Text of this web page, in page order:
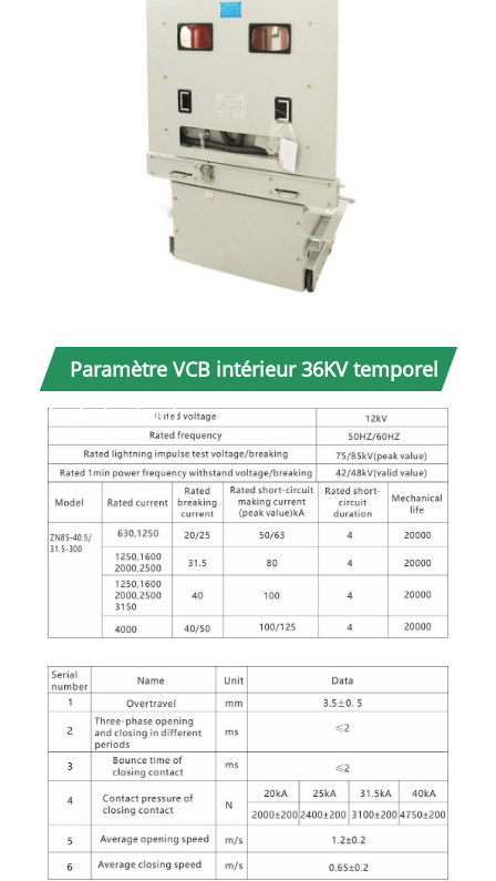
Paramètre VCB intérieur 36KV temporel
(spécification)